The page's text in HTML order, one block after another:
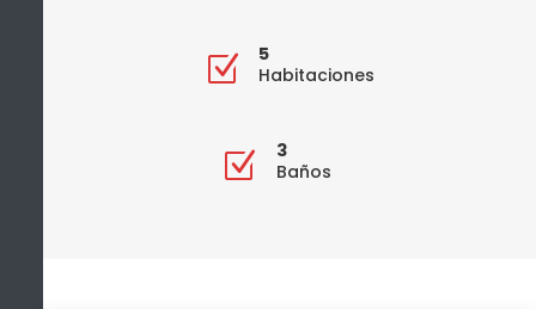
Z
5
Habitaciones
Z
3
Baños